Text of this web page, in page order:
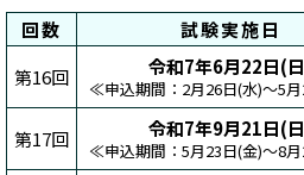
回数
試験実施日
第16回
令和7年6月22日(
≪申込期間：2月26日(水)～5
第17回 令和7年9月21日(
≪申込期間：5月23日(金)～8